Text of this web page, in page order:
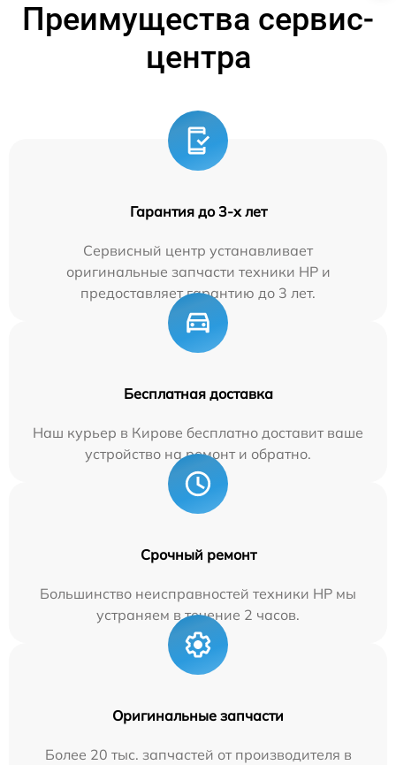
Преимущества сервис-
центра
Гарантия до 3-х лет
Сервисный центр устанавливает
оригинальные запчасти техники HP и
предоставляет гарантию до 3 лет.
Бесплатная доставка
Наш курьер в Кирове бесплатно доставит ваше
устройство на ремонт и обратно.
Срочный ремонт
Большинство неисправностей техники HP мы
устраняем в течение 2 часов.
Оригинальные запчасти
Более 20 тыс. запчастей от производителя в